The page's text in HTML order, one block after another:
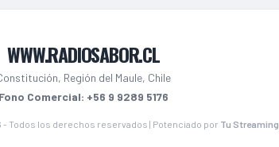
WWW.RADIOSABOR.CL
Región del Maule, Chile
Fono Comercial: +56 9 9289 5176
- Todos los derechos reservados | Potenciado por Tu Streaming